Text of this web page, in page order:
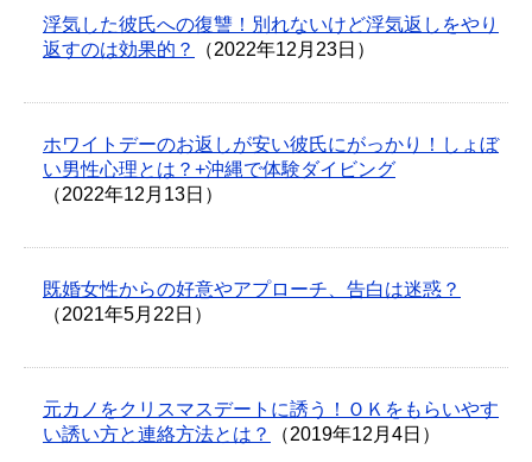
浮気した彼氏への復讐！別れないけど浮気返しをやり
返すのは効果的？
（2022年12月23日）
ホワイトデーのお返しが安い彼氏にがっかり！しょぼ
い男性心理とは？+沖縄で体験ダイビング
（2022年12月13日）
既婚女性からの好意やアプローチ、告白は迷惑？
（2021年5月22日）
元カノをクリスマスデートに誘う！ＯＫをもらいやす
い誘い方と連絡方法とは？
（2019年12月4日）